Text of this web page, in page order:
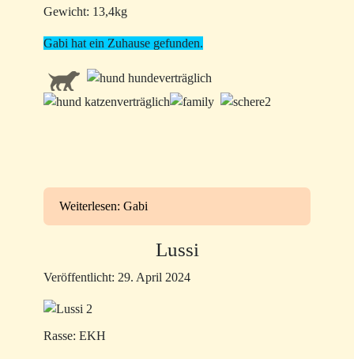
Gewicht: 13,4kg
Gabi hat ein Zuhause gefunden.
Weiterlesen: Gabi
Lussi
Veröffentlicht: 29. April 2024
Rasse: EKH